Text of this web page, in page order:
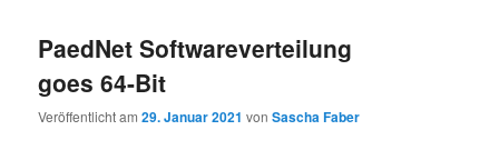
PaedNet Softwareverteilung
goes 64-Bit
Veröffentlicht am29. Januar 2021 vonSascha Faber